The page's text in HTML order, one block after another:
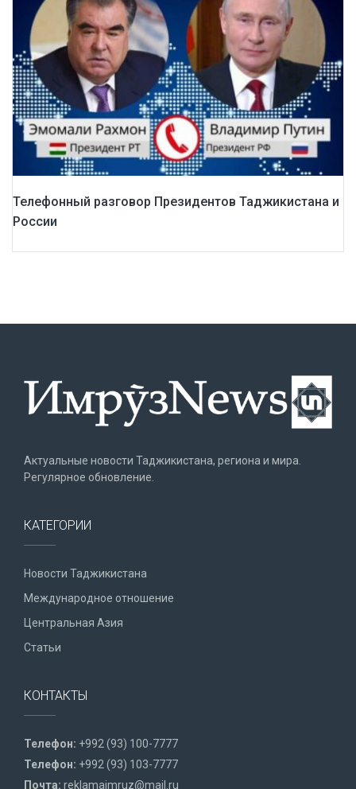
Телефонный разговор Президентов Таджикистана и
России
Актуальные новости Таджикистана, региона и мира.
Регулярное обновление.
КАТЕГОРИИ
Новости Таджикистана
Международное отношение
Центральная Азия
Статьи
КОНТАКТЫ
Телефон: +992 (93) 100-7777
Телефон: +992 (93) 103-7777
Почта: reklamaimruz@mail.ru